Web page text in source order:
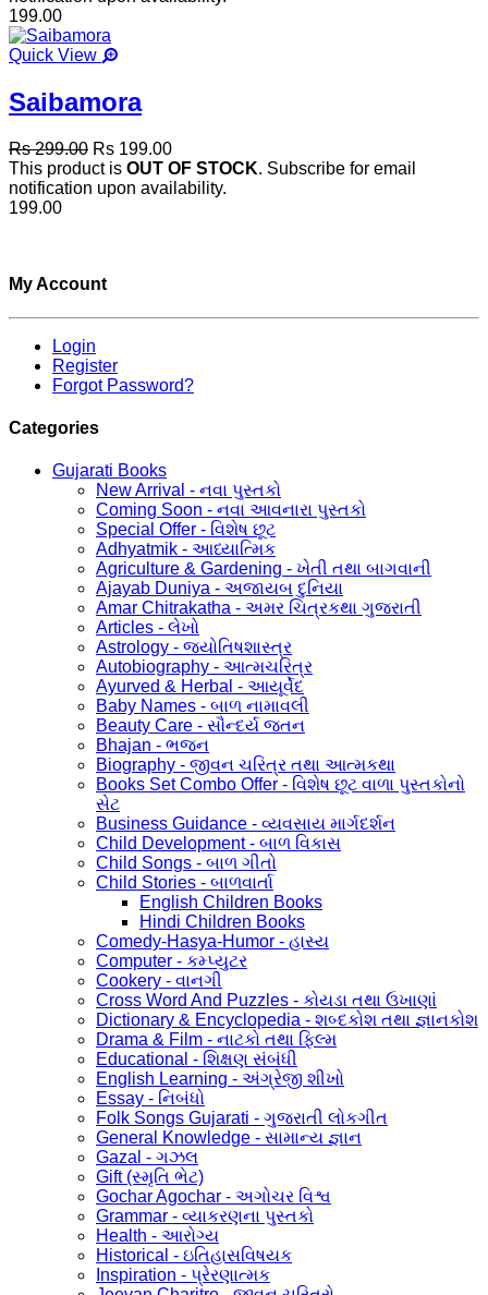
199.00
Quick View
Saibamora
Rs 299.00 Rs 199.00
This product is OUT OF STOCK. Subscribe for email
notification upon availability.
199.00
My Account
Login
Register
Forgot Password?
Categories
Gujarati Books
New Arrival - નવા પુસ્તકો
Coming Soon - નવા આવનારા પુસ્તકો
Special Offer - વિશેષ છૂટ
Adhyatmik - આધ્યાત્મિક
Agriculture & Gardening - ખેતી તથા બાગવાની
Ajayab Duniya - અજાયબ દુનિયા
Amar Chitrakatha - અમર ચિત્રકથા ગુજરાતી
Articles - લેખો
Astrology - જ્યોતિષશાસ્ત્ર
Autobiography - આત્મચરિત્ર
Ayurved & Herbal - આયૂર્વેદ
Baby Names - બાળ નામાવલી
Beauty Care - સૌન્દર્ય જતન
Bhajan - ભજન
Biography - જીવન ચરિત્ર તથા આત્મકથા
Books Set Combo Offer - વિશેષ છૂટ વાળા પુસ્તકોનો
સેટ
Business Guidance - વ્યવસાય માર્ગદર્શન
Child Development - બાળ વિકાસ
Child Songs - બાળ ગીતો
Child Stories - બાળવાર્તા
English Children Books
Hindi Children Books
Comedy-Hasya-Humor - હાસ્ય
Computer - કમ્પ્યુટર
Cookery - વાનગી
Cross Word And Puzzles - કોયડા તથા ઉખાણાં
Dictionary & Encyclopedia - શબ્દકોશ તથા જ્ઞાનકોશ
Drama & Film - નાટકો તથા ફિલ્મ
Educational - શિક્ષણ સંબંધી
English Learning - અંગ્રેજી શીખો
Essay - નિબંધો
Folk Songs Gujarati - ગુજરાતી લોકગીત
General Knowledge - સામાન્ય જ્ઞાન
Gazal - ગઝલ
Gift (સ્મૃતિ ભેટ)
Gochar Agochar - અગોચર વિશ્વ
Grammar - વ્યાકરણના પુસ્તકો
Health - આરોગ્ય
Historical - ઇતિહાસવિષયક
Inspiration - પ્રેરણાત્મક